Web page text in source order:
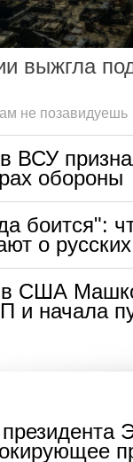
выжгла
не позавидуешь
ВСУ
обороны
боится":
о русских
США
и начала